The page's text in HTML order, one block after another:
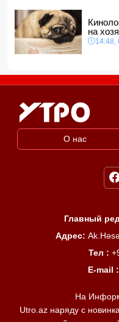
на
14:48,
О нас
Главный
Адрес:
Тел :
E-mail :
На
Utro.az наряду с